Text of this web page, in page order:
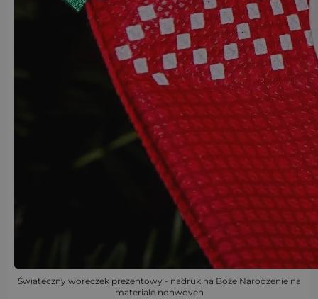
Świateczny woreczek prezentowy - nadruk na Boże Narodzenie na
materiale nonwoven